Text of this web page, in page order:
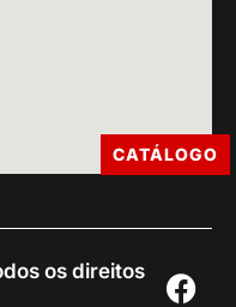
os direitos
CATÁLOGO